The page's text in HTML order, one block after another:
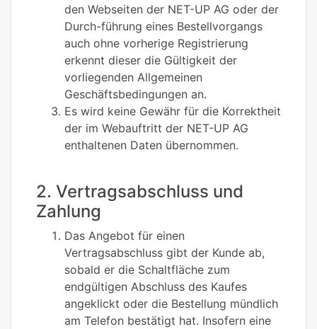
den Webseiten der NET-UP AG oder der
Durch-führung eines Bestellvorgangs
auch ohne vorherige Registrierung
erkennt dieser die Gültigkeit der
vorliegenden Allgemeinen
Geschäftsbedingungen an.
Es wird keine Gewähr für die Korrektheit
der im Webauftritt der NET-UP AG
enthaltenen Daten übernommen.
2. Vertragsabschluss und
Zahlung
Das Angebot für einen
Vertragsabschluss gibt der Kunde ab,
sobald er die Schaltfläche zum
endgültigen Abschluss des Kaufes
angeklickt oder die Bestellung mündlich
am Telefon bestätigt hat. Insofern eine